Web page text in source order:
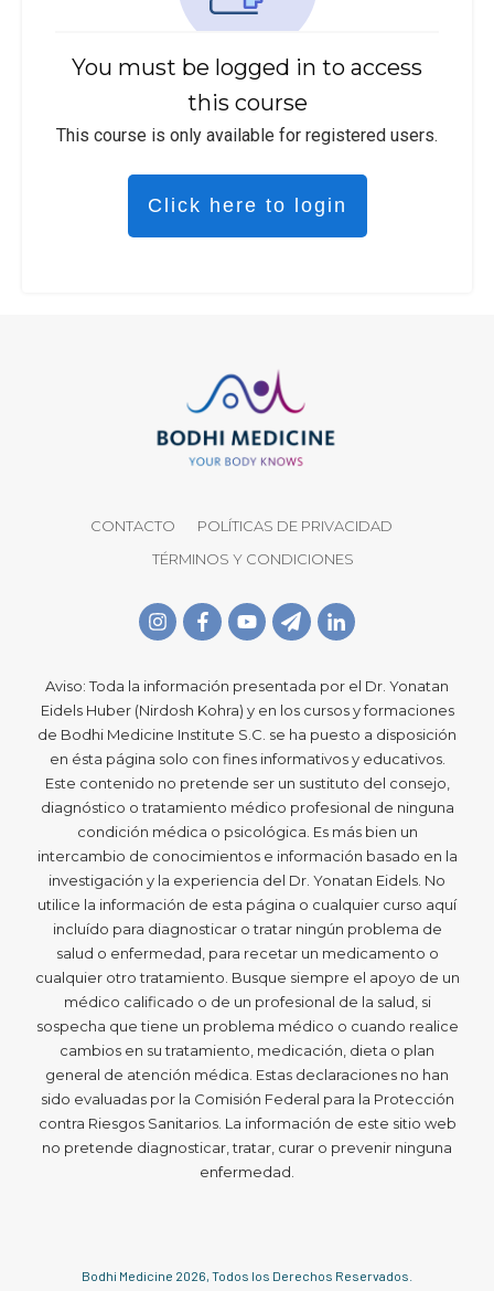
You must be logged in to access
this course
This course is only available for registered users.
Click here to login
CONTACTO
POLÍTICAS DE PRIVACIDAD
TÉRMINOS Y CONDICIONES
Aviso: Toda la información presentada por el Dr. Yonatan
Eidels Huber (Nirdosh Kohra) y en los cursos y formaciones
de Bodhi Medicine Institute S.C. se ha puesto a disposición
en ésta página solo con fines informativos y educativos.
Este contenido no pretende ser un sustituto del consejo,
diagnóstico o tratamiento médico profesional de ninguna
condición médica o psicológica. Es más bien un
intercambio de conocimientos e información basado en la
investigación y la experiencia del Dr. Yonatan Eidels. No
utilice la información de esta página o cualquier curso aquí
incluído para diagnosticar o tratar ningún problema de
salud o enfermedad, para recetar un medicamento o
cualquier otro tratamiento. Busque siempre el apoyo de un
médico calificado o de un profesional de la salud, si
sospecha que tiene un problema médico o cuando realice
cambios en su tratamiento, medicación, dieta o plan
general de atención médica. Estas declaraciones no han
sido evaluadas por la Comisión Federal para la Protección
contra Riesgos Sanitarios. La información de este sitio web
no pretende diagnosticar, tratar, curar o prevenir ninguna
enfermedad.
Bodhi Medicine 2026, Todos los Derechos Reservados.